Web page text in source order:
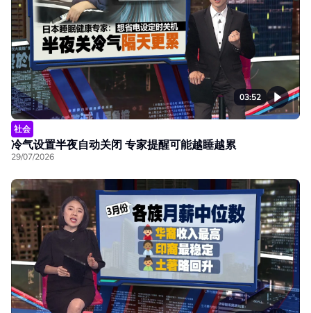
03:52
社会
冷气设置半夜自动关闭 专家提醒可能越睡越累
29/07/2026